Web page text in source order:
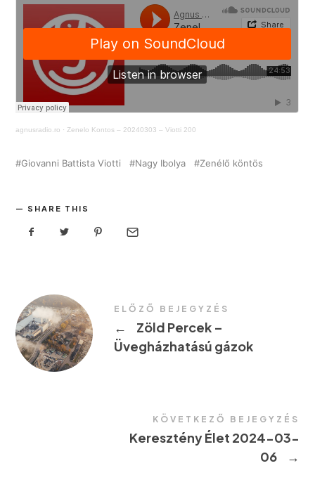
agnusradio.ro · Zenelo Kontos – 20240303 – Viotti 200
Giovanni Battista Viotti Nagy Ibolya Zenélő köntös
SHARE THIS
ELŐZŐ BEJEGYZÉS
←
Zöld Percek –
Üvegházhatású gázok
KÖVETKEZŐ BEJEGYZÉS
Keresztény Élet 2024-03-
06
→